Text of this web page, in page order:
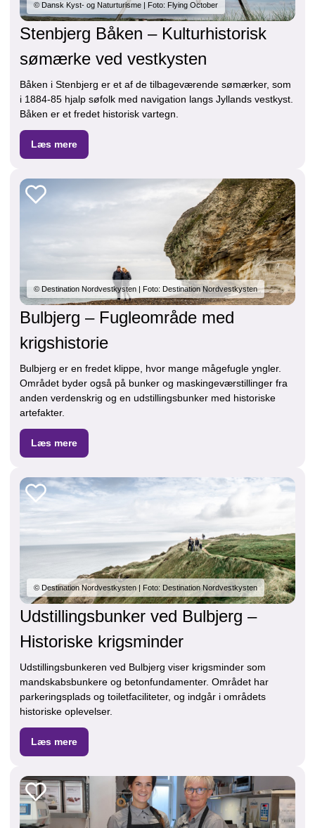
© Dansk Kyst- og Naturturisme | Foto: Flying October
Stenbjerg Båken – Kulturhistorisk
sømærke ved vestkysten
Båken i Stenbjerg er et af de tilbageværende sømærker, som
i 1884-85 hjalp søfolk med navigation langs Jyllands vestkyst.
Båken er et fredet historisk vartegn.
Læs mere
© Destination Nordvestkysten | Foto: Destination Nordvestkysten
Bulbjerg – Fugleområde med
krigshistorie
Bulbjerg er en fredet klippe, hvor mange mågefugle yngler.
Området byder også på bunker og maskingeværstillinger fra
anden verdenskrig og en udstillingsbunker med historiske
artefakter.
Læs mere
© Destination Nordvestkysten | Foto: Destination Nordvestkysten
Udstillingsbunker ved Bulbjerg –
Historiske krigsminder
Udstillingsbunkeren ved Bulbjerg viser krigsminder som
mandskabsbunkere og betonfundamenter. Området har
parkeringsplads og toiletfaciliteter, og indgår i områdets
historiske oplevelser.
Læs mere